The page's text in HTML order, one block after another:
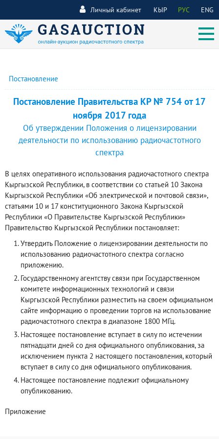
КЫР РУС ENG
Личный кабинет
Постановление
Постановление Правительства КР № 754 от 17
ноября 2017 года
Об утверждении Положения о лицензировании
деятельности по использованию радиочастотного
спектра
В целях оперативного использования радиочастотного спектра
Кыргызской Республики, в соответствии со статьей 10 Закона
Кыргызской Республики «Об электрической и почтовой связи»,
статьями 10 и 17 конституционного Закона Кыргызской
Республики «О Правительстве Кыргызской Республики»
Правительство Кыргызской Республики постановляет:
Утвердить Положение о лицензировании деятельности по
использованию радиочастотного спектра согласно
приложению.
Государственному агентству связи при Государственном
комитете информационных технологий и связи
Кыргызской Республики разместить на своем официальном
сайте информацию о проведении торгов на использование
радиочастотного спектра в диапазоне 1800 МГц.
Настоящее постановление вступает в силу по истечении
пятнадцати дней со дня официального опубликования, за
исключением пункта 2 настоящего постановления, который
вступает в силу со дня официального опубликования.
Настоящее постановление подлежит официальному
опубликованию.
Приложение